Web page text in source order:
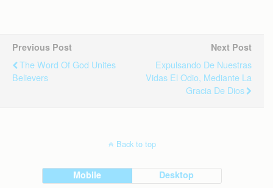
Previous Post
The Word Of God Unites
Believers
Next Post
Expulsando De Nuestras
Vidas El Odio, Mediante La
Gracia De Dios
Back to top
Mobile Desktop